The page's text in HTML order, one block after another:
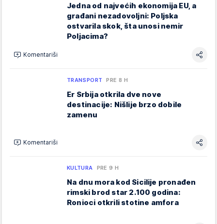
Jedna od najvećih ekonomija EU, a
građani nezadovoljni: Poljska
ostvarila skok, šta unosi nemir
Poljacima?
Komentariši
TRANSPORT PRE 8 H
Er Srbija otkrila dve nove
destinacije: Nišlije brzo dobile
zamenu
Komentariši
KULTURA PRE 9 H
Na dnu mora kod Sicilije pronađen
rimski brod star 2.100 godina:
Ronioci otkrili stotine amfora